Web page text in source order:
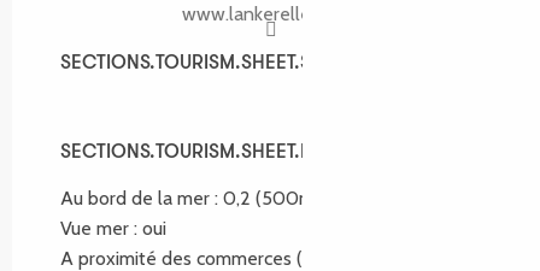
www.lankerellec.com
SECTIONS.TOURISM.SHEET.SPOKEN_LANGUAGES
SECTIONS.TOURISM.SHEET.SPOKEN_LANGUAGES
SECTIONS.TOURISM.SHEET.ENVIRONMENT
SECTIONS.TOURISM.SHEET.ENVIRONMENT
Au bord de la mer : 0,2 (500m)
Vue mer : oui
A proximité des commerces (800m)